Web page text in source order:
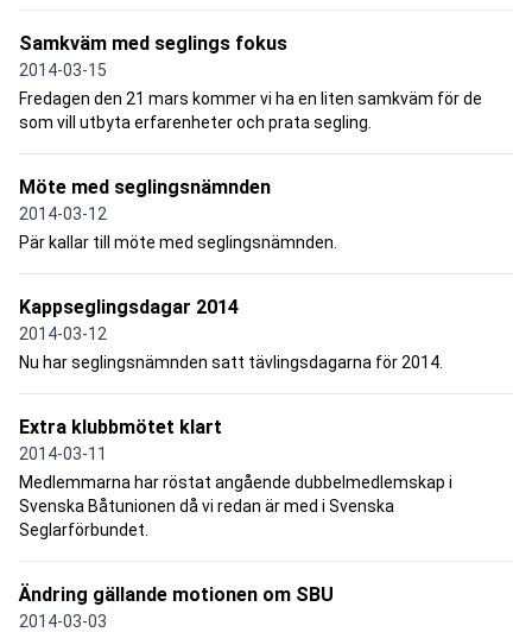
Samkväm med seglings fokus
2014-03-15
Fredagen den 21 mars kommer vi ha en liten samkväm för de
som vill utbyta erfarenheter och prata segling.
Möte med seglingsnämnden
2014-03-12
Pär kallar till möte med seglingsnämnden.
Kappseglingsdagar 2014
2014-03-12
Nu har seglingsnämnden satt tävlingsdagarna för 2014.
Extra klubbmötet klart
2014-03-11
Medlemmarna har röstat angående dubbelmedlemskap i
Svenska Båtunionen då vi redan är med i Svenska
Seglarförbundet.
Ändring gällande motionen om SBU
2014-03-03